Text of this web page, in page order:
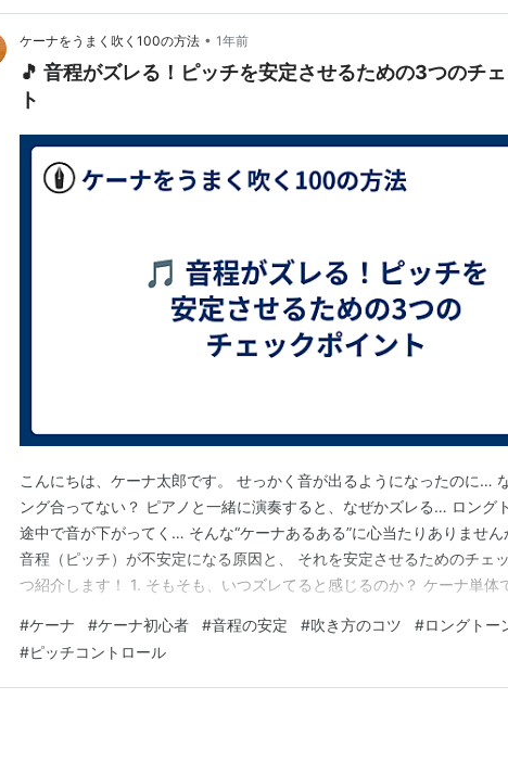
ケーナをうまく吹く100の方法 • 1年前
🎵 音程がズレる！ピッチを安定させるための3つのチ
ト
こんにちは、ケーナ太郎です。 せっかく音が出るようになったのに…
ング合ってない？ ピアノと一緒に演奏すると、なぜかズレる… ロング
途中で音が下がってく… そんな“ケーナあるある”に心当たりありません
音程（ピッチ）が不安定になる原因と、 それを安定させるためのチェ
つ紹介します！ 1. そもそも、いつズレてると感じるのか？ ケーナ単体
ーナ仲間と合わせたとき に、「あれっズレてる？」と気づくことが多い
が自分のピッチのズレに気づく方法と…
#ケーナ #ケーナ初心者 #音程の安定 #吹き方のコツ #ロングトー
#ピッチコントロール